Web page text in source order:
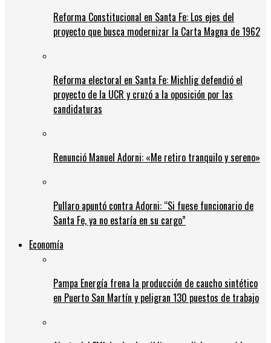
Reforma Constitucional en Santa Fe: Los ejes del
proyecto que busca modernizar la Carta Magna de 1962
Reforma electoral en Santa Fe: Michlig defendió el
proyecto de la UCR y cruzó a la oposición por las
candidaturas
Renunció Manuel Adorni: «Me retiro tranquilo y sereno»
Pullaro apuntó contra Adorni: “Si fuese funcionario de
Santa Fe, ya no estaría en su cargo”
Economía
Pampa Energía frena la producción de caucho sintético
en Puerto San Martín y peligran 130 puestos de trabajo